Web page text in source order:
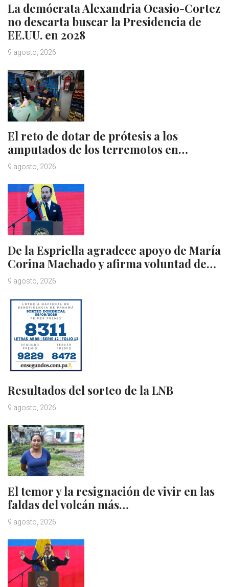
La demócrata Alexandria Ocasio-Cortez
no descarta buscar la Presidencia de
EE.UU. en 2028
9 agosto, 2026
El reto de dotar de prótesis a los
amputados de los terremotos en…
9 agosto, 2026
De la Espriella agradece apoyo de María
Corina Machado y afirma voluntad de…
9 agosto, 2026
Resultados del sorteo de la LNB
9 agosto, 2026
El temor y la resignación de vivir en las
faldas del volcán más…
9 agosto, 2026